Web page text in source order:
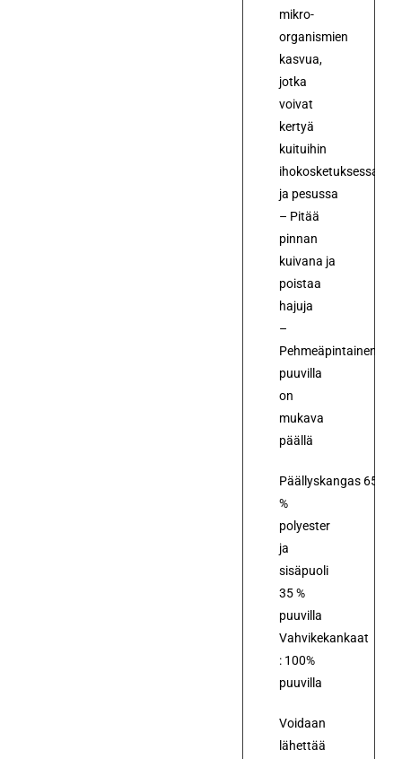
mikro-
organismien
kasvua,
jotka
voivat
kertyä
kuituihin
ihokosketuksessa
ja pesussa
– Pitää
pinnan
kuivana ja
poistaa
hajuja
–
Pehmeäpintainen
puuvilla
on
mukava
päällä
Päällyskangas 65
%
polyester
ja
sisäpuoli
35 %
puuvilla
Vahvikekankaat
: 100%
puuvilla
Voidaan
lähettää